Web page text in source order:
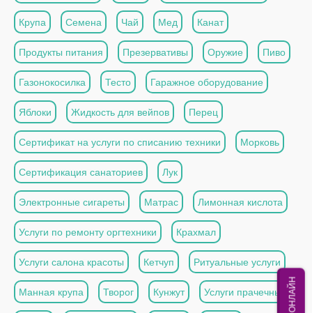
Крупа Семена Чай Мед Канат
Продукты питания Презервативы Оружие Пиво
Газонокосилка Тесто Гаражное оборудование
Яблоки Жидкость для вейпов Перец
Сертификат на услуги по списанию техники Морковь
Сертификация санаториев Лук
Электронные сигареты Матрас Лимонная кислота
Услуги по ремонту оргтехники Крахмал
Услуги салона красоты Кетчуп Ритуальные услуги
Манная крупа Творог Кунжут Услуги прачечных